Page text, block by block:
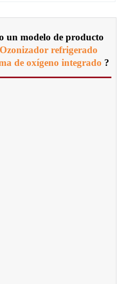
un modelo de producto
Ozonizador refrigerado
de oxígeno integrado ?